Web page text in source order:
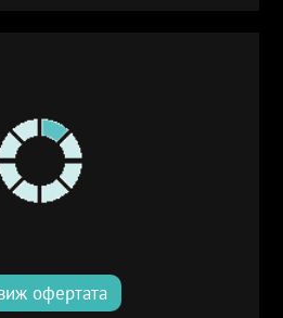
офертата